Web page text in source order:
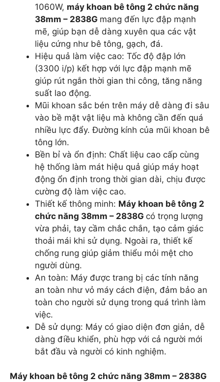
1060W, máy khoan bê tông 2 chức năng
38mm – 2838G mang đến lực đập mạnh
mẽ, giúp bạn dễ dàng xuyên qua các vật
liệu cứng như bê tông, gạch, đá.
Hiệu quả làm việc cao: Tốc độ đập lớn
(3300 i/p) kết hợp với lực đập mạnh mẽ
giúp rút ngắn thời gian thi công, tăng năng
suất lao động.
Mũi khoan sắc bén trên máy dễ dàng đi sâu
vào bề mặt vật liệu mà không cần đến quá
nhiều lực đẩy. Đường kính của mũi khoan bê
tông lớn.
Bền bỉ và ổn định: Chất liệu cao cấp cùng
hệ thống làm mát hiệu quả giúp máy hoạt
động ổn định trong thời gian dài, chịu được
cường độ làm việc cao.
Thiết kế thông minh: Máy khoan bê tông 2
chức năng 38mm – 2838G có trọng lượng
vừa phải, tay cầm chắc chắn, tạo cảm giác
thoải mái khi sử dụng. Ngoài ra, thiết kế
chống rung giúp giảm thiểu mỏi mệt cho
người dùng.
An toàn: Máy được trang bị các tính năng
an toàn như vỏ máy cách điện, đảm bảo an
toàn cho người sử dụng trong quá trình làm
việc.
Dễ sử dụng: Máy có giao diện đơn giản, dễ
dàng điều khiển, phù hợp với cả người mới
bắt đầu và người có kinh nghiệm.
Máy khoan bê tông 2 chức năng 38mm – 2838G